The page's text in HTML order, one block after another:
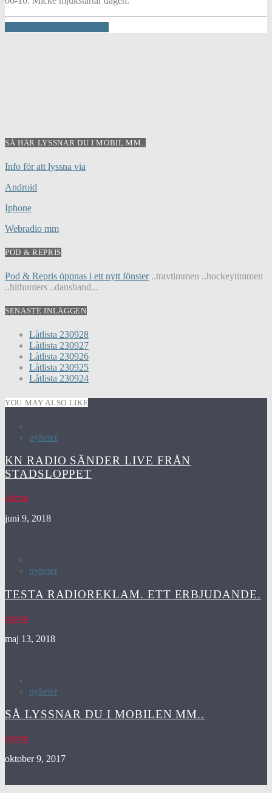
SÅ HÄR LYSSNAR DU I MOBIL MM..
Info för att lyssna via
Android
Iphone
Webradio mm
POD & REPRIS
Pod & Repris öppnas i ett nytt fönster..travtimmen ..hockeytimmen
..hithunters ..dansband...
SENASTE INLÄGGEN
Låtlista 230928
Låtlista 230927
Låtlista 230926
Låtlista 230925
Låtlista 230924
YOU MAY ALSO LIKE
nyheter
KN RADIO SÄNDER LIVE FRÅN
STADSLOPPET
admin
juni 9, 2018
nyheter
TESTA RADIOREKLAM. ETT ERBJUDANDE.
admin
maj 13, 2018
nyheter
SÅ LYSSNAR DU I MOBILEN MM..
admin
oktober 9, 2017